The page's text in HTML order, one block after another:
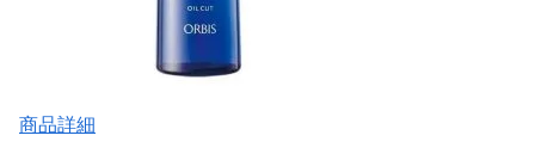
商品詳細